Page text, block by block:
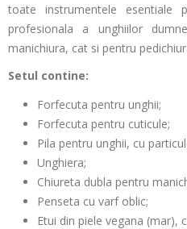
toate instrumentele esentiale
profesionala a unghiilor
manichiura, cat si pentru
Setul contine:
Forfecuta pentru unghii;
Forfecuta pentru cuticule;
Pila pentru unghii, cu
Unghiera;
Chiureta dubla pentru
Penseta cu varf oblic;
Etui din piele vegana (mar),